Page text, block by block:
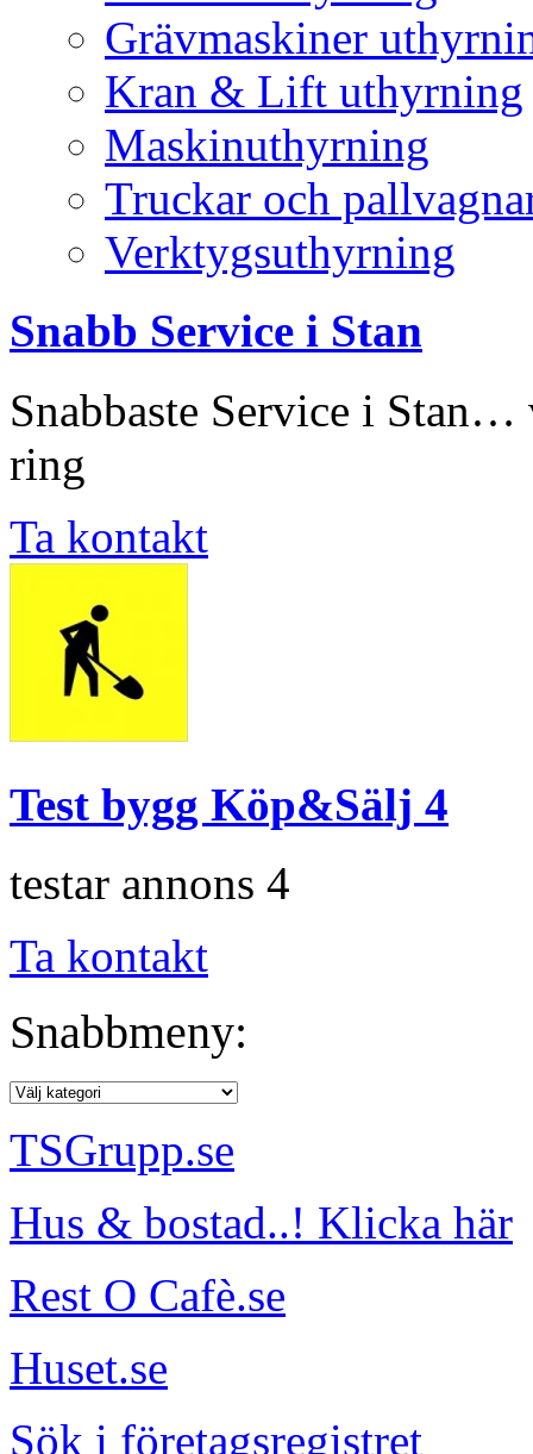
Grävmaskiner
Kran & Lift uthyrning
Maskinuthyrning
Truckar och
Verktygsuthyrning
Snabb Service i Stan
Snabbaste Service i
ring
Ta kontakt
Test bygg Köp&Sälj 4
testar annons 4
Ta kontakt
Snabbmeny:
TSGrupp.se
Hus & bostad..! Klicka här
Rest O Cafè.se
Huset.se
Sök i företagsregistret